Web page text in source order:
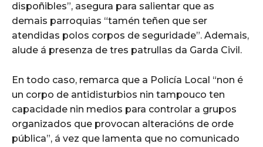
dispoñibles”, asegura para salientar que as
demais parroquias “tamén teñen que ser
atendidas polos corpos de seguridade”. Ademais,
alude á presenza de tres patrullas da Garda Civil.
En todo caso, remarca que a Policía Local “non é
un corpo de antidisturbios nin tampouco ten
capacidade nin medios para controlar a grupos
organizados que provocan alteracións de orde
pública”, á vez que lamenta que no comunicado